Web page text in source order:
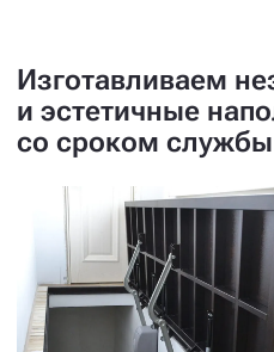
Изготавливаем
и эстетичные
со сроком службы